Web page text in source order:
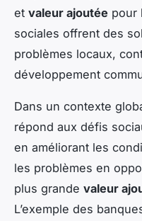
et valeur ajoutée pour
sociales offrent des
problèmes locaux,
développement
Dans un contexte
répond aux défis
en améliorant les
les problèmes en
plus grande valeur
L’exemple des